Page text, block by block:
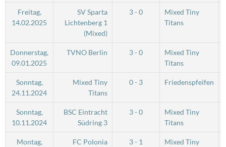
Freitag,
14.02.2025
SV Sparta
Lichtenberg 1
(Mixed)
3 - 0
Mixed Tiny
Titans
Donnerstag,
09.01.2025
TVNO Berlin 3 - 0
Mixed Tiny
Titans
Sonntag,
24.11.2024
Mixed Tiny
Titans
0 - 3 Friedenspfeifen
Sonntag,
10.11.2024
BSC Eintracht
Südring 3
3 - 0
Mixed Tiny
Titans
Montag,
FC Polonia
3 - 1
Mixed Tiny